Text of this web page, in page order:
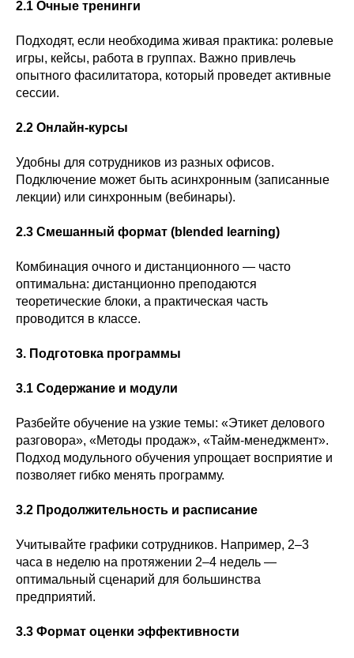
2.1 Очные тренинги
Подходят, если необходима живая практика: ролевые
игры, кейсы, работа в группах. Важно привлечь
опытного фасилитатора, который проведет активные
сессии.
2.2 Онлайн-курсы
Удобны для сотрудников из разных офисов.
Подключение может быть асинхронным (записанные
лекции) или синхронным (вебинары).
2.3 Смешанный формат (blended learning)
Комбинация очного и дистанционного — часто
оптимальна: дистанционно преподаются
теоретические блоки, а практическая часть
проводится в классе.
3. Подготовка программы
3.1 Содержание и модули
Разбейте обучение на узкие темы: «Этикет делового
разговора», «Методы продаж», «Тайм‑менеджмент».
Подход модульного обучения упрощает восприятие и
позволяет гибко менять программу.
3.2 Продолжительность и расписание
Учитывайте графики сотрудников. Например, 2–3
часа в неделю на протяжении 2–4 недель —
оптимальный сценарий для большинства
предприятий.
3.3 Формат оценки эффективности